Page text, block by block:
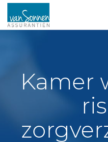
Kamer